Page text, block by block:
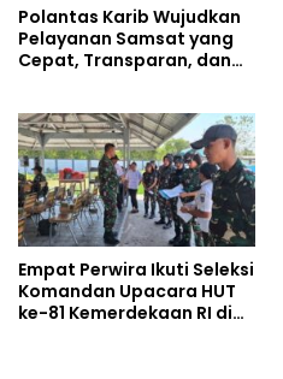
Polantas Karib Wujudkan
Pelayanan Samsat yang
Cepat, Transparan, dan
Empat Perwira Ikuti Seleksi
Komandan Upacara HUT
ke-81 Kemerdekaan RI di